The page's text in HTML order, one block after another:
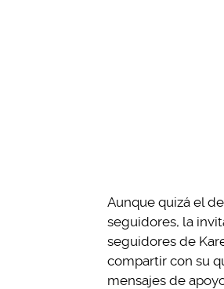
Aunque quizá el
seguidores, la
seguidores de
compartir con su
mensajes de